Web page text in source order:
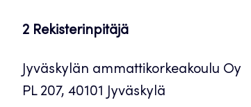
2 Rekisterinpitäjä
Jyväskylän ammattikorkeakoulu Oy
PL 207, 40101 Jyväskylä